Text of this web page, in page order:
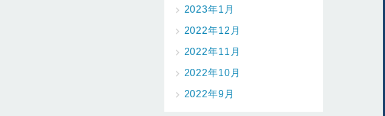
2023年1月
2022年12月
2022年11月
2022年10月
2022年9月